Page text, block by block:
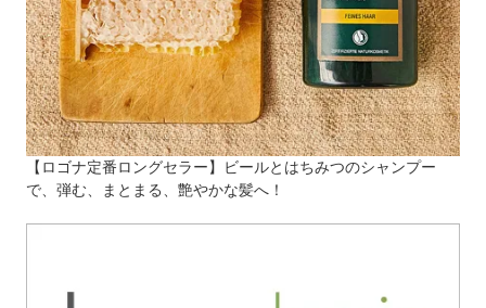
【ロゴナ定番ロングセラー】ビールとはちみつのシャンプー
で、弾む、まとまる、艶やかな髪へ！